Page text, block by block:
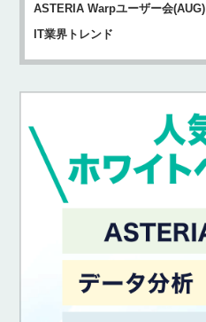
ASTERIA Warpユーザー会(AUG)
IT業界トレンド